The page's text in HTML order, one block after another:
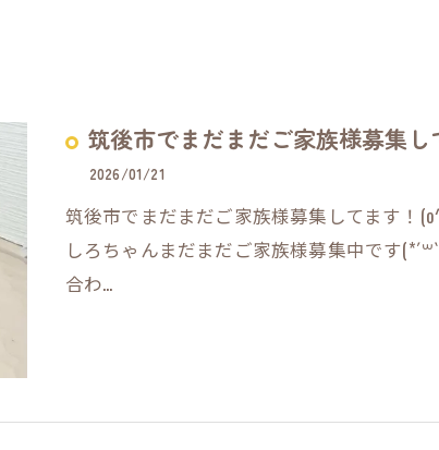
筑後市でまだまだご家族様募集
2026/01/21
筑後市でまだまだご家族様募集してます！
しろちゃんまだまだご家族様募集中です
合わ…